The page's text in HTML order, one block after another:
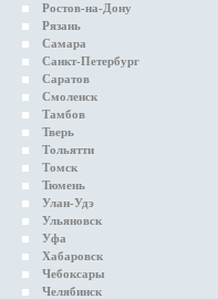
Ростов-на-Дону
Рязань
Самара
Санкт-Петербург
Саратов
Смоленск
Тамбов
Тверь
Тольятти
Томск
Тюмень
Улан-Удэ
Ульяновск
Уфа
Хабаровск
Чебоксары
Челябинск